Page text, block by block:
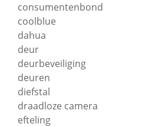
consumentenbond
coolblue
dahua
deur
deurbeveiliging
deuren
diefstal
draadloze camera
efteling